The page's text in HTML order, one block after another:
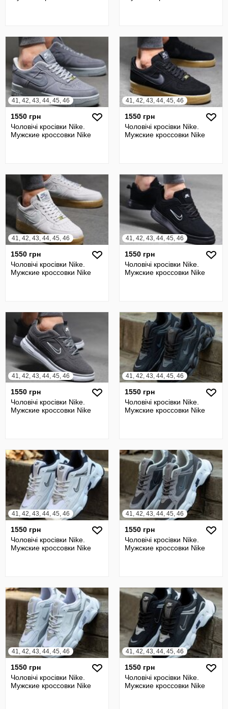
41, 42, 43, 44, 45, 46
1550 грн
Чоловічі кросівки Nike.
Мужские кроссовки Nike
41, 42, 43, 44, 45, 46
1550 грн
Чоловічі кросівки Nike.
Мужские кроссовки Nike
41, 42, 43, 44, 45, 46
1550 грн
Чоловічі кросівки Nike.
Мужские кроссовки Nike
41, 42, 43, 44, 45, 46
1550 грн
Чоловічі кросівки Nike.
Мужские кроссовки Nike
41, 42, 43, 44, 45, 46
1550 грн
Чоловічі кросівки Nike.
Мужские кроссовки Nike
41, 42, 43, 44, 45, 46
1550 грн
Чоловічі кросівки Nike.
Мужские кроссовки Nike
41, 42, 43, 44, 45, 46
1550 грн
Чоловічі кросівки Nike.
Мужские кроссовки Nike
41, 42, 43, 44, 45, 46
1550 грн
Чоловічі кросівки Nike.
Мужские кроссовки Nike
41, 42, 43, 44, 45, 46
1550 грн
Чоловічі кросівки Nike.
Мужские кроссовки Nike
41, 42, 43, 44, 45, 46
1550 грн
Чоловічі кросівки Nike.
Мужские кроссовки Nike